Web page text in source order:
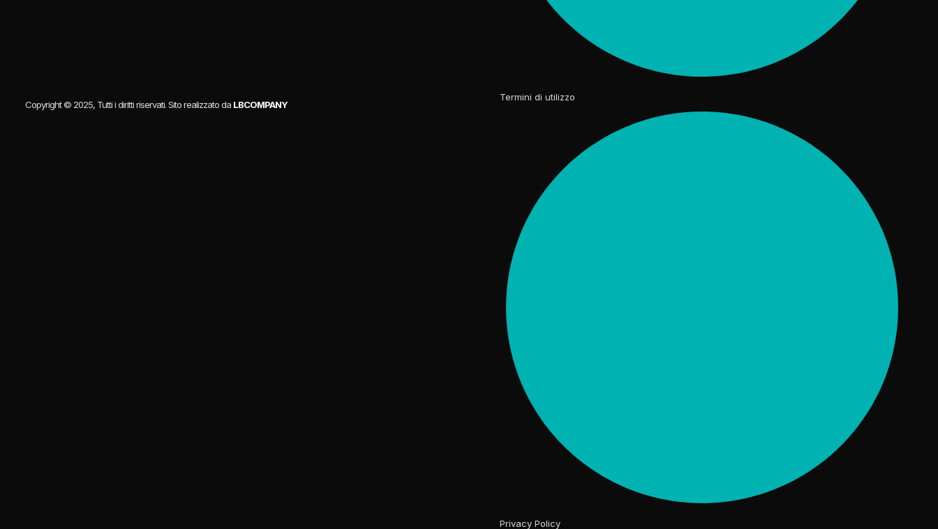
Copyright © 2025, Tutti i diritti riservati. Sito realizzato da LBCOMPANY
Termini di utilizzo
Privacy Policy